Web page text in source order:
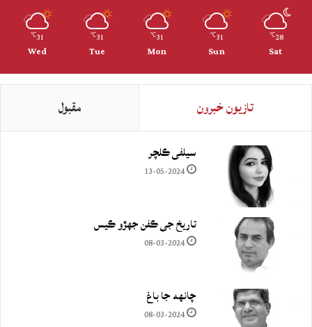
28
℃
Sat
31
℃
Sun
31
℃
Mon
31
℃
Tue
31
℃
Wed
تازيون خبرون مقبول
سيلفي ڪلچر
13-05-2024
تاريخ جي ڪفن جھڙو ڪيس
08-03-2024
چانهه جا باغ
08-03-2024